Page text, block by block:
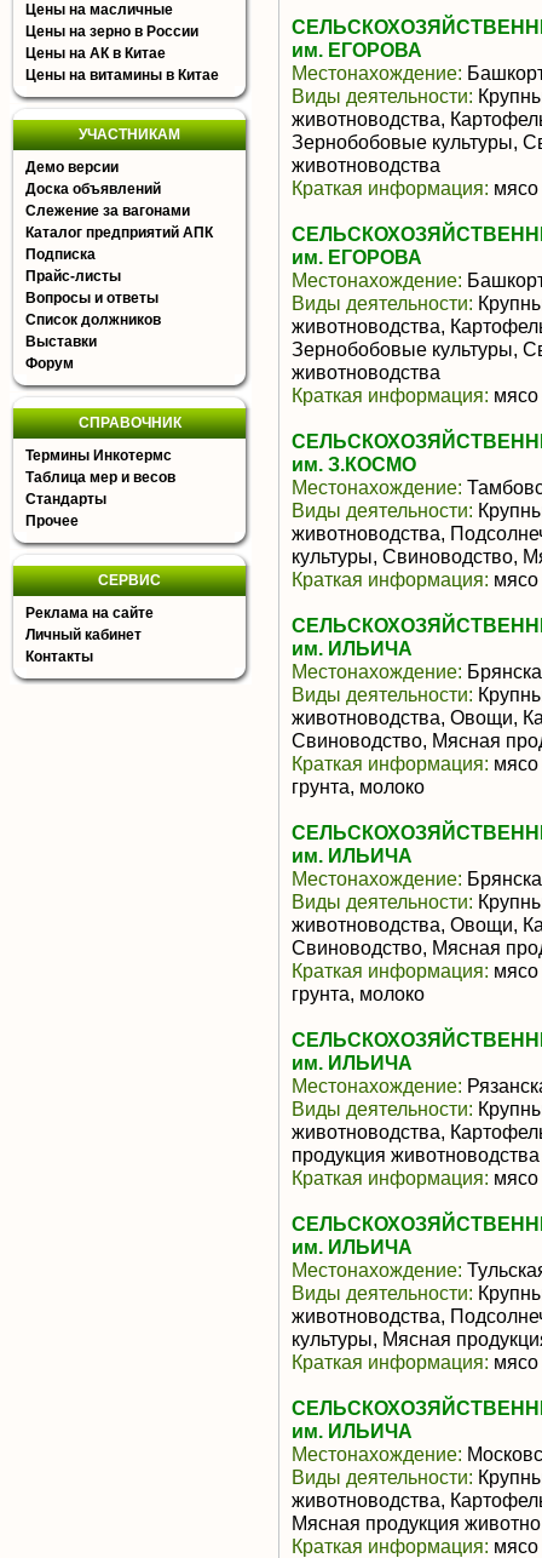
Цены на масличные
Цены на зерно в России
Цены на АК в Китае
Цены на витамины в Китае
УЧАСТНИКАМ
Демо версии
Доска объявлений
Слежение за вагонами
Каталог предприятий АПК
Подписка
Прайс-листы
Вопросы и ответы
Список должников
Выставки
Форум
СПРАВОЧНИК
Термины Инкотермс
Таблица мер и весов
Стандарты
Прочее
СЕРВИС
Реклама на сайте
Личный кабинет
Контакты
им. ЕГОРОВА
Местонахождение:
Виды деятельности:
животноводства,
Зернобобовые культуры,
животноводства
Краткая информация: мясо
им. ЕГОРОВА
Местонахождение:
Виды деятельности:
животноводства,
Зернобобовые культуры,
животноводства
Краткая информация: мясо
им. З.КОСМО
Местонахождение:
Виды деятельности:
животноводства,
культуры, Свиноводство,
Краткая информация: мясо
им. ИЛЬИЧА
Местонахождение:
Виды деятельности:
животноводства, Овощи,
Свиноводство, Мясная
Краткая информация: мясо
грунта, молоко
им. ИЛЬИЧА
Местонахождение:
Виды деятельности:
животноводства, Овощи,
Свиноводство, Мясная
Краткая информация: мясо
грунта, молоко
им. ИЛЬИЧА
Местонахождение:
Виды деятельности:
животноводства,
продукция животноводства
Краткая информация: мясо
им. ИЛЬИЧА
Местонахождение:
Виды деятельности:
животноводства,
культуры, Мясная
Краткая информация: мясо
им. ИЛЬИЧА
Местонахождение:
Виды деятельности:
животноводства,
Мясная продукция
Краткая информация: мясо